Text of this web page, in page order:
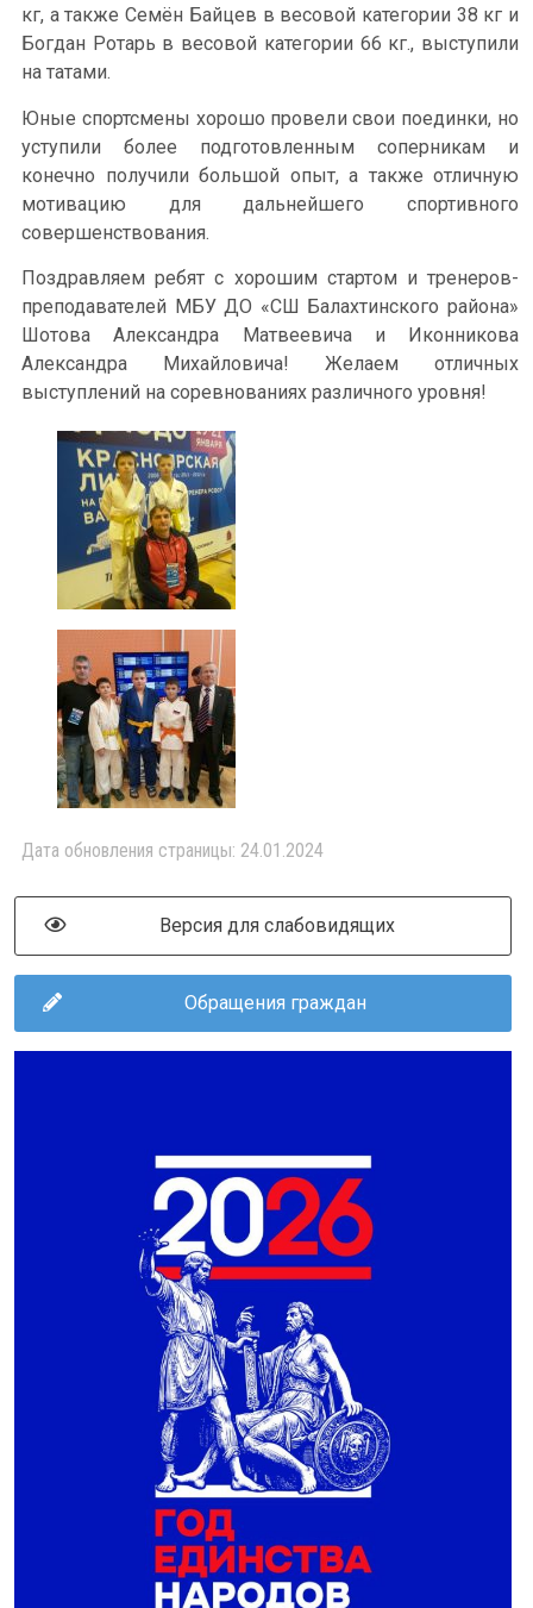
кг, а также Семён Байцев в весовой категории 38 кг и
Богдан Ротарь в весовой категории 66 кг., выступили
на татами.
Юные спортсмены хорошо провели свои поединки, но
уступили более подготовленным соперникам и
конечно получили большой опыт, а также отличную
мотивацию для дальнейшего спортивного
совершенствования.
Поздравляем ребят с хорошим стартом и тренеров-
преподавателей МБУ ДО «СШ Балахтинского района»
Шотова Александра Матвеевича и Иконникова
Александра Михайловича! Желаем отличных
выступлений на соревнованиях различного уровня!
Дата обновления страницы: 24.01.2024
Версия для слабовидящих
Обращения граждан